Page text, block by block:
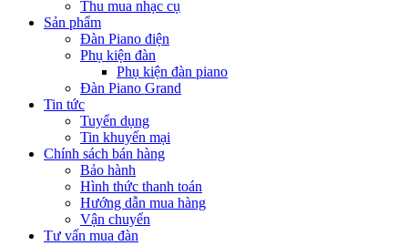
Thu mua nhạc cụ
Sản phẩm
Đàn Piano điện
Phụ kiện đàn
Phụ kiện đàn piano
Đàn Piano Grand
Tin tức
Tuyển dụng
Tin khuyến mại
Chính sách bán hàng
Bảo hành
Hình thức thanh toán
Hướng dẫn mua hàng
Vận chuyển
Tư vấn mua đàn